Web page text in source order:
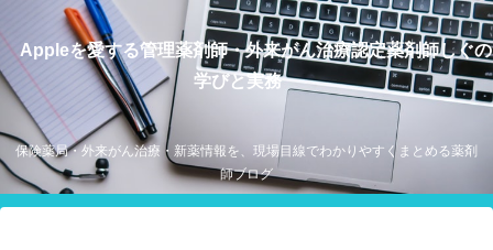
Appleを愛する管理薬剤師・外来がん治療認定薬剤師しぐの
学びと実務
保険薬局・外来がん治療・新薬情報を、現場目線でわかりやすくまとめる薬剤
師ブログ